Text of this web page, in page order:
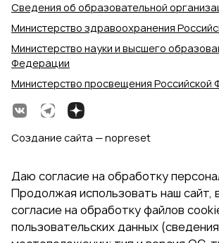
Сведения об образовательной
Министерство здравоохранения
Министерство науки и высшего
Федерации
Министерство просвещения Российской
Создание сайта — nopreset
Даю согласие на обработку
Продолжая использовать наш сайт,
согласие на обработку файлов
пользовательских данных